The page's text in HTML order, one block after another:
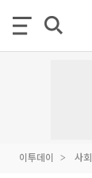
이투데이 사회